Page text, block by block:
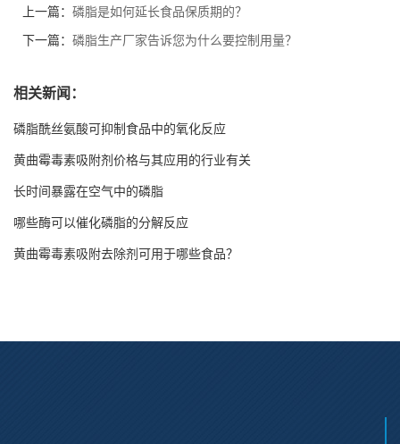
上一篇： 磷脂是如何延长食品保质期的？
下一篇： 磷脂生产厂家告诉您为什么要控制用量？
相关新闻：
磷脂酰丝氨酸可抑制食品中的氧化反应
黄曲霉毒素吸附剂价格与其应用的行业有关
长时间暴露在空气中的磷脂
哪些酶可以催化磷脂的分解反应
黄曲霉毒素吸附去除剂可用于哪些食品？